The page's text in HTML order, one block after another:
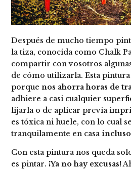
Después de mucho tiempo
la tiza, conocida como Chalk
compartir con vosotros
de cómo utilizarla. Esta
porquenos ahorra horas de
adhiere a casi cualquier
lijarla o de aplicar previa
es tóxica ni huele, con lo cual
tranquilamente en casa
Con esta pintura nos queda
es pintar. ¡Ya no hay excusas!